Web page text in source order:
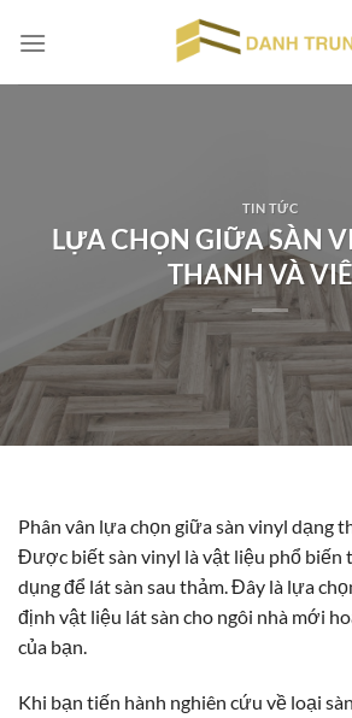
đến
TIN TỨC
LỰA CHỌN GIỮA SÀN
THANH VÀ
Phân vân lựa chọn giữa sàn vinyl dạng
Được biết sàn vinyl là vật liệu phổ biến
dụng để lát sàn sau thảm. Đây là lựa
định vật liệu lát sàn cho ngôi nhà mới
của bạn.
Khi bạn tiến hành nghiên cứu về loại